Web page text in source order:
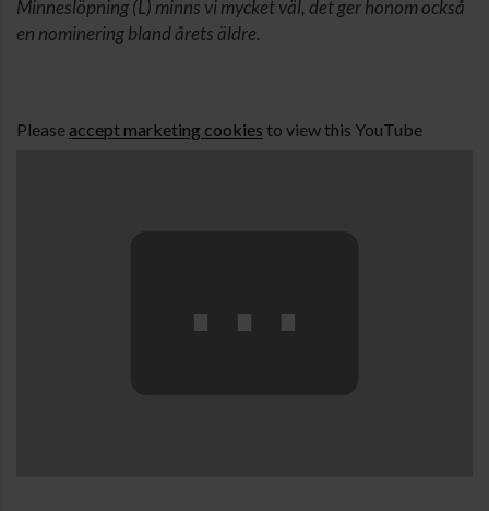
Minneslöpning (L) minns vi mycket väl, det ger honom också
en nominering bland årets äldre.
⋯
Please accept marketing cookies to view this YouTube